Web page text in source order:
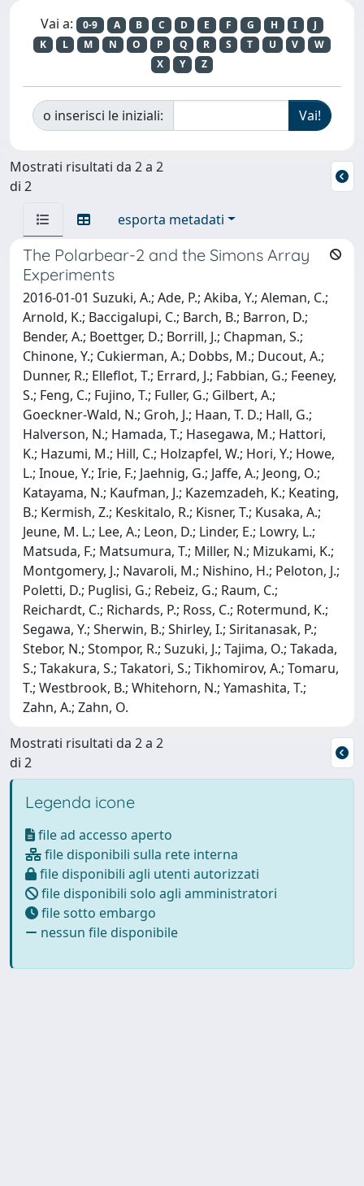
Vai a: 0-9 A B C D E F G H I
J
K
L M N O P Q R S T U V
W
X
Y Z
o inserisci le iniziali:
Mostrati risultati da 2 a 2
di 2
esporta metadati
The Polarbear-2 and the Simons Array
Experiments
2016-01-01 Suzuki, A.; Ade, P.; Akiba, Y.; Aleman, C.;
Arnold, K.; Baccigalupi, C.; Barch, B.; Barron, D.;
Bender, A.; Boettger, D.; Borrill, J.; Chapman, S.;
Chinone, Y.; Cukierman, A.; Dobbs, M.; Ducout, A.;
Dunner, R.; Elleflot, T.; Errard, J.; Fabbian, G.; Feeney,
S.; Feng, C.; Fujino, T.; Fuller, G.; Gilbert, A.;
Goeckner-Wald, N.; Groh, J.; Haan, T. D.; Hall, G.;
Halverson, N.; Hamada, T.; Hasegawa, M.; Hattori,
K.; Hazumi, M.; Hill, C.; Holzapfel, W.; Hori, Y.; Howe,
L.; Inoue, Y.; Irie, F.; Jaehnig, G.; Jaffe, A.; Jeong, O.;
Katayama, N.; Kaufman, J.; Kazemzadeh, K.; Keating,
B.; Kermish, Z.; Keskitalo, R.; Kisner, T.; Kusaka, A.;
Jeune, M. L.; Lee, A.; Leon, D.; Linder, E.; Lowry, L.;
Matsuda, F.; Matsumura, T.; Miller, N.; Mizukami, K.;
Montgomery, J.; Navaroli, M.; Nishino, H.; Peloton, J.;
Poletti, D.; Puglisi, G.; Rebeiz, G.; Raum, C.;
Reichardt, C.; Richards, P.; Ross, C.; Rotermund, K.;
Segawa, Y.; Sherwin, B.; Shirley, I.; Siritanasak, P.;
Stebor, N.; Stompor, R.; Suzuki, J.; Tajima, O.; Takada,
S.; Takakura, S.; Takatori, S.; Tikhomirov, A.; Tomaru,
T.; Westbrook, B.; Whitehorn, N.; Yamashita, T.;
Zahn, A.; Zahn, O.
Mostrati risultati da 2 a 2
di 2
Legenda icone
file ad accesso aperto
file disponibili sulla rete interna
file disponibili agli utenti autorizzati
file disponibili solo agli amministratori
file sotto embargo
nessun file disponibile